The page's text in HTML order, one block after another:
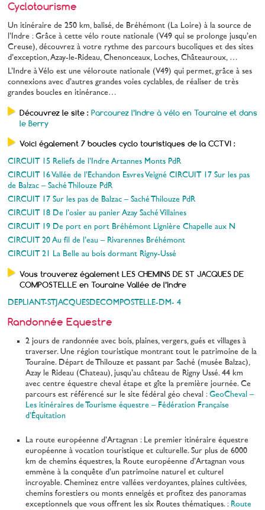
Cyclotourisme
Un itinéraire de 250 km, balisé, de Bréhémont (La Loire) à la source de
l’Indre : Grâce à cette vélo route nationale (V49 qui se prolonge jusqu’en
Creuse), découvrez à votre rythme des parcours bucoliques et des sites
d’exception, Azay-le-Rideau, Chenonceaux, Loches, Châteauroux, …
L’Indre à Vélo est une véloroute nationale (V49) qui permet, grâce à ses
connexions avec d’autres grandes voies cyclables, de réaliser de très
grandes boucles en itinérance…
Découvrez le site :Parcourez l’Indre à vélo en Touraine et dans
le Berry
Voici également 7 boucles cyclo touristiques de la CCTVI :
CIRCUIT 15 Reliefs de l’Indre Artannes Monts PdR
CIRCUIT 16 Vallée de l’Echandon Esvres Veigné CIRCUIT 17 Sur les pas
de Balzac – Saché Thilouze PdR
CIRCUIT 17 Sur les pas de Balzac – Saché Thilouze PdR
CIRCUIT 18 De l’osier au panier Azay Saché Villaines
CIRCUIT 19 De port en port Bréhémont Lignière Chapelle aux N
CIRCUIT 20 Au fil de l’eau – Rivarennes Bréhémont
CIRCUIT 21 La Belle au bois dormant Rigny-Ussé
Vous trouverez également LES CHEMINS DE ST JACQUES DE
COMPOSTELLE en Touraine Vallée de l’Indre
DEPLIANT-STJACQUESDECOMPOSTELLE-DM- 4
Randonnée Equestre
2 jours de randonnée avec bois, plaines, vergers, gués et villages à
traverser. Une région touristique montrant tout le patrimoine de la
Touraine. Départ de Thilouze et passant par Saché (musée Balzac),
Azay le Rideau (Chateau), jusqu’au château de Rigny Ussé. 44 km
avec centre équestre cheval étape et gîte la première journée. Ce
parcours est référencé sur le site fédéral géo cheval :GeoCheval –
Les itinéraires de Tourisme équestre – Fédération Française
d’Équitation
La route européenne d’Artagnan : Le premier itinéraire équestre
européenne à vocation touristique et culturelle. Sur plus de 6000
km de chemins équestres, la Route européenne d’Artagnan vous
emmène à la conquête d’un patrimoine naturel et culturel
incroyable. Cheminez entre vallées verdoyantes, plaines cultivées,
chemins forestiers ou monts enneigés et profitez des panoramas
exceptionnels que vous offrent les six Routes thématiques. : Route